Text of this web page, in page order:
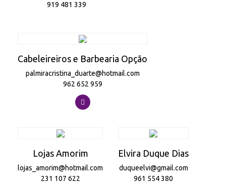
919 481 339
Cabeleireiros e Barbearia Opção
palmiracristina_duarte@hotmail.com
962 652 959
Lojas Amorim
lojas_amorim@hotmail.com
231 107 622
Elvira Duque Dias
duqueelvi@gmail.com
961 554 380